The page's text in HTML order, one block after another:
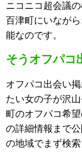
ニコニコ超会議
百津町にいなが
能なのです。
そうオフパコ
オフパコ出会い
たい女の子が沢
町のオフパコ希
の詳細情報まで
の地域でまず検索